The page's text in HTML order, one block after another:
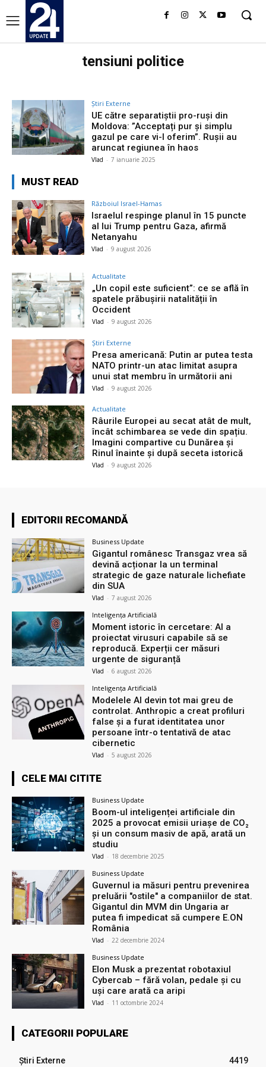
tensiuni politice
Știri Externe
UE către separatiștii pro-ruși din
Moldova: ”Acceptați pur și simplu
gazul pe care vi-l oferim”. Rușii au
aruncat regiunea în haos
Vlad - 7 ianuarie 2025
MUST READ
Războiul Israel-Hamas
Israelul respinge planul în 15 puncte
al lui Trump pentru Gaza, afirmă
Netanyahu
Vlad - 9 august 2026
Actualitate
„Un copil este suficient”: ce se află în
spatele prăbușirii natalității în
Occident
Vlad - 9 august 2026
Știri Externe
Presa americană: Putin ar putea testa
NATO printr-un atac limitat asupra
unui stat membru în următorii ani
Vlad - 9 august 2026
Actualitate
Râurile Europei au secat atât de mult,
încât schimbarea se vede din spațiu.
Imagini compartive cu Dunărea și
Rinul înainte și după seceta istorică
Vlad - 9 august 2026
EDITORII RECOMANDĂ
Business Update
Gigantul românesc Transgaz vrea să
devină acționar la un terminal
strategic de gaze naturale lichefiate
din SUA
Vlad - 7 august 2026
Inteligența Artificială
Moment istoric în cercetare: AI a
proiectat virusuri capabile să se
reproducă. Experții cer măsuri
urgente de siguranță
Vlad - 6 august 2026
Inteligența Artificială
Modelele AI devin tot mai greu de
controlat. Anthropic a creat profiluri
false și a furat identitatea unor
persoane într-o tentativă de atac
cibernetic
Vlad - 5 august 2026
CELE MAI CITITE
Business Update
Boom-ul inteligenței artificiale din
2025 a provocat emisii uriașe de CO₂
și un consum masiv de apă, arată un
studiu
Vlad - 18 decembrie 2025
Business Update
Guvernul ia măsuri pentru prevenirea
preluării ″ostile″ a companiilor de stat.
Gigantul din MVM din Ungaria ar
putea fi impedicat să cumpere E.ON
România
Vlad - 22 decembrie 2024
Business Update
Elon Musk a prezentat robotaxiul
Cyberсab – fără volan, pedale și cu
uși care arată ca aripi
Vlad - 11 octombrie 2024
CATEGORII POPULARE
Știri Externe 4419